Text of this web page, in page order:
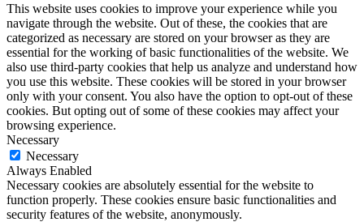
This website uses cookies to improve your experience while you
navigate through the website. Out of these, the cookies that are
categorized as necessary are stored on your browser as they are
essential for the working of basic functionalities of the website. We
also use third-party cookies that help us analyze and understand how
you use this website. These cookies will be stored in your browser
only with your consent. You also have the option to opt-out of these
cookies. But opting out of some of these cookies may affect your
browsing experience.
Necessary
Necessary
Always Enabled
Necessary cookies are absolutely essential for the website to
function properly. These cookies ensure basic functionalities and
security features of the website, anonymously.